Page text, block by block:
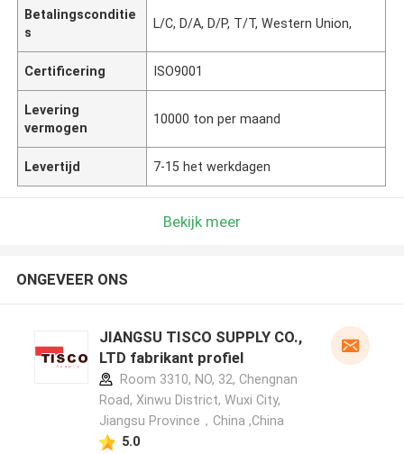
Betalingsconditie
s
L/C, D/A, D/P, T/T, Western Union,
Certificering ISO9001
Levering
vermogen
10000 ton per maand
Levertijd 7-15 het werkdagen
Bekijk meer
ONGEVEER ONS
JIANGSU TISCO SUPPLY CO.,
LTD fabrikant profiel
Room 3310, NO, 32, Chengnan
Road, Xinwu District, Wuxi City,
Jiangsu Province，China ,China
5.0